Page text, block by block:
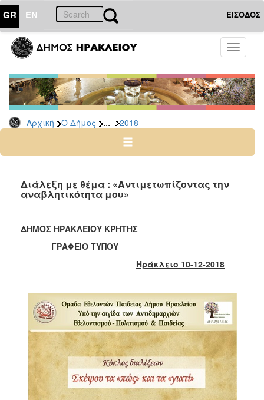
GR EN ΕΙΣΟΔΟΣ
Toggle
Αρχική Ο Δήμος ... 2018
ΔΗΜΟΣ
Δελτία
Τύπου
Αρχείο
2026
2024
2022
2020
2019
2016
2015
2013
2012
2011
2010
Διάλεξη με θέμα : «Αντιμετωπίζοντας την
αναβλητικότητα μου»
ΔΗΜΟΣ ΗΡΑΚΛΕΙΟΥ ΚΡΗΤΗΣ
ΓΡΑΦΕΙΟ ΤΥΠΟΥ
Ηράκλειο 10-12-2018